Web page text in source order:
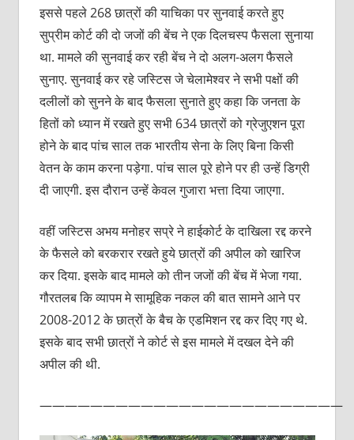
इससे पहले 268 छात्रों की याचिका पर सुनवाई करते हुए
सुप्रीम कोर्ट की दो जजों की बेंच ने एक दिलचस्प फैसला सुनाया
था. मामले की सुनवाई कर रही बेंच ने दो अलग-अलग फैसले
सुनाए. सुनवाई कर रहे जस्टिस जे चेलामेश्वर ने सभी पक्षों की
दलीलों को सुनने के बाद फैसला सुनाते हुए कहा कि जनता के
हितों को ध्यान में रखते हुए सभी 634 छात्रों को ग्रेजुएशन पूरा
होने के बाद पांच साल तक भारतीय सेना के लिए बिना किसी
वेतन के काम करना पड़ेगा. पांच साल पूरे होने पर ही उन्हें डिग्री
दी जाएगी. इस दौरान उन्हें केवल गुजारा भत्ता दिया जाएगा.
वहीं जस्टिस अभय मनोहर सप्रे ने हाईकोर्ट के दाखिला रद्द करने
के फैसले को बरकरार रखते हुये छात्रों की अपील को खारिज
कर दिया. इसके बाद मामले को तीन जजों की बेंच में भेजा गया.
गौरतलब कि व्यापम मे सामूहिक नकल की बात सामने आने पर
2008-2012 के छात्रों के बैच के एडमिशन रद्द कर दिए गए थे.
इसके बाद सभी छात्रों ने कोर्ट से इस मामले में दखल देने की
अपील की थी.
————————————————————————